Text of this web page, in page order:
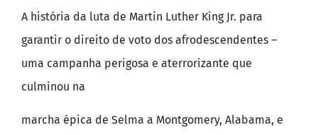
A história da luta de Martin Luther King Jr. para
garantir o direito de voto dos afrodescendentes –
uma campanha perigosa e aterrorizante que
culminou na
marcha épica de Selma a Montgomery, Alabama, e